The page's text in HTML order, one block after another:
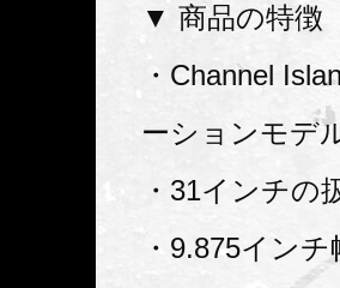
▼ 商品の特徴
・Channel
ーションモデ
・31インチ
・9.875イン